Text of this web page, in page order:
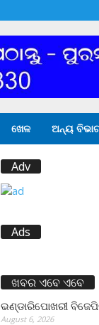
ଖେଳ ଅନ୍ୟ
Adv
Ads
ଖବର ଏବେ ଏବେ
ଭଣ୍ଡାରିପୋଖରୀ
August 6, 2026